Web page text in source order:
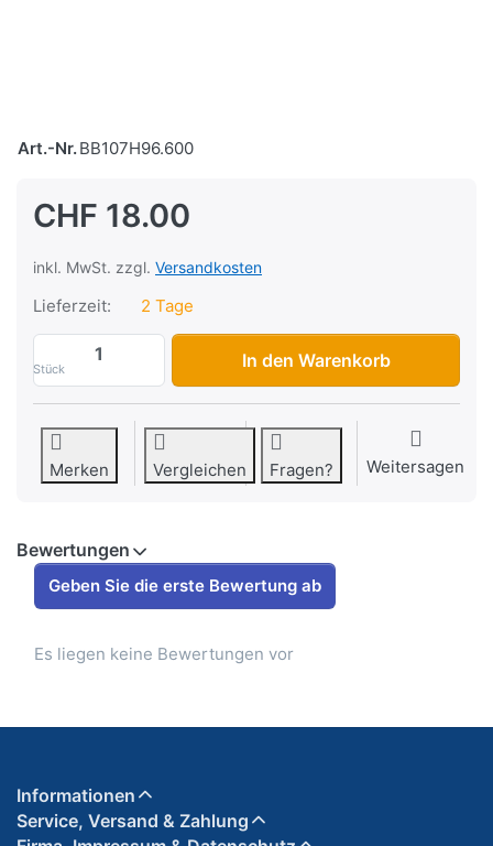
Art.-Nr.BB107H96.600
CHF 18.00
inkl. MwSt. zzgl. Versandkosten
Lieferzeit: 2 Tage
Stück
Untere Visierplatten HJC R-PHA ST
In den Warenkorb
Merken Vergleichen Fragen? Weitersagen
Bewertungen
Geben Sie die erste Bewertung ab
Es liegen keine Bewertungen vor
Informationen
Service, Versand & Zahlung